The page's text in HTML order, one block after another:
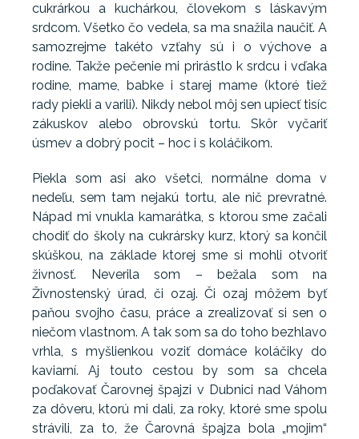
cukrárkou a kuchárkou, človekom s láskavým
srdcom. Všetko čo vedela, sa ma snažila naučiť. A
samozrejme takéto vzťahy sú i o výchove a
rodine. Takže pečenie mi prirástlo k srdcu i vďaka
rodine, mame, babke i starej mame (ktoré tiež
rady piekli a varili). Nikdy nebol môj sen upiecť tisíc
zákuskov alebo obrovskú tortu. Skôr vyčariť
úsmev a dobrý pocit – hoc i s koláčikom.
Piekla som asi ako všetci, normálne doma v
nedeľu, sem tam nejakú tortu, ale nič prevratné.
Nápad mi vnukla kamarátka, s ktorou sme začali
chodiť do školy na cukrársky kurz, ktorý sa končil
skúškou, na základe ktorej sme si mohli otvoriť
živnosť. Neverila som – bežala som na
Živnostenský úrad, či ozaj. Či ozaj môžem byť
paňou svojho času, práce a zrealizovať si sen o
niečom vlastnom. A tak som sa do toho bezhlavo
vrhla, s myšlienkou voziť domáce koláčiky do
kaviarní. Aj touto cestou by som sa chcela
poďakovať Čarovnej špajzi v Dubnici nad Váhom
za dôveru, ktorú mi dali, za roky, ktoré sme spolu
strávili, za to, že Čarovná špajza bola „mojim“